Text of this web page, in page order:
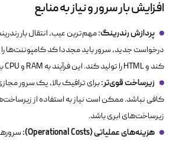
افزایش بار سرور و نیاز به منابع
پردازش رندرینگ:مهم‌ترین عیب، انتقال بار
درخواست جدید، سرور باید مجددا کد کامپوننت‌ها را
کند و HTML را تولید کند. این فرآیند به RAM و CPU بیشتری نیاز دارد.
زیرساخت قوی‌تر:برای ترافیک بالا، یک سرور
کافی نباشد. ممکن است نیاز به استفاده از
زیرساخت‌های ابری باشد.
هزینه‌های عملیاتی (Operational Costs):